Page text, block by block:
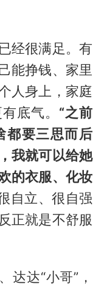
经很满足。有
能挣钱、家里
人身上，家庭
底气。 “之前
都要三思而后
我就可以给她
的衣服、化妆
自立、很自强
正就是不舒服
达达“小哥”，